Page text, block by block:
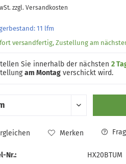
zzgl. Versandkosten
11 lfm
versandfertig, Zustellung am
Sie innerhalb der nächsten 2
am Montagverschickt wird.
Merken
Nr.: HX20BTUM